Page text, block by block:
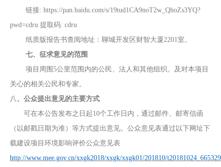
链接: https://pan.baidu.com/s/19tud1CA9noT2w_QhoZs3YQ?
pwd=cdru 提取码: cdru
纸质版报告书查阅地址：聊城开发区财智大厦2201室。
七、征求意见的范围
项目周围 5公里范围内的公民、法人和其他组织。及对本项目
关心的相关公民和专家。
八 、公众提出意见的主要方式
可在本公告发布之日起10个工作日内，通过邮件、邮寄信函
（以邮戳日期为准）等方式提出意见。公众意见表通过以下网址下
载建设项目环境影响评价公众意见表
http://www.mee.gov.cn/xxgk2018/xxgk/xxgk01/201810/